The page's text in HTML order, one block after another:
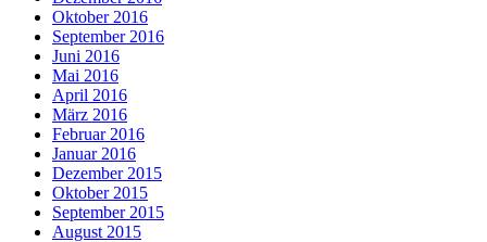
Oktober 2016
September 2016
Juni 2016
Mai 2016
April 2016
März 2016
Februar 2016
Januar 2016
Dezember 2015
Oktober 2015
September 2015
August 2015